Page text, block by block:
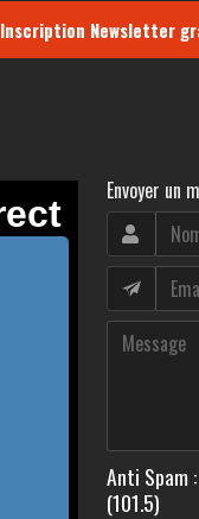
Inscription Newsletter
Envoyer un
Anti Spam
(101.5)